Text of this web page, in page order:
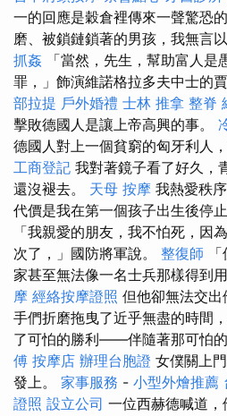
一的回應是穀倉裡傳來一聲驚恐
磨、被鎖鏈鎖著的男孩，我無言
抓姦 「當然，先生，幫助富人是
罪，」飾演維諾格拉多夫中士的
部拉提 戶外婚禮 士林 推拿 整脊
擊敗德國人是讓上帝高興的事。
德國人對上一個貧窮的匈牙利人
工商登記 我對著鏡子看了好久，
還沒褪去。 天母 按摩 我熱愛秩
代價是我在第一個孩子出生後停
「我親愛的朋友，我不怕死，因
次了，」國防將軍說。 整復師
家甚至無法像一名士兵那樣得到
摩 經絡按摩證照 但他卻無法交
手們折磨拖曳了近乎無盡的時間
了可怕的勝利——伴隨著那可怕的
傅 按摩店 辦理台胞證 女僕關上
發上。 家事服務 - 小型外燴推薦
證照 設立公司 一位西赫德喊道